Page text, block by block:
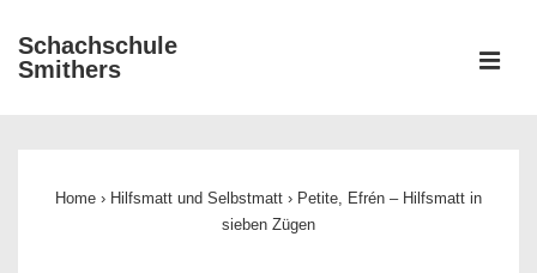
Zum
Inhalt
Schachschule
Smithers
Home › Hilfsmatt und Selbstmatt › Petite, Efrén – Hilfsmatt in
sieben Zügen